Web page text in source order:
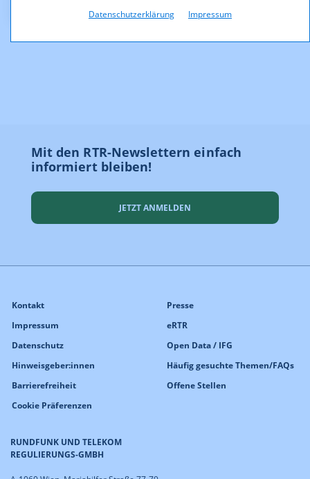
Datenschutzerklärung Impressum
Mit den RTR-Newslettern einfach
informiert bleiben!
JETZT ANMELDEN
RUNDFUNK UND TELEKOM
REGULIERUNGS-GMBH
Kontakt
Impressum
Datenschutz
Hinweisgeber:innen
Barrierefreiheit
Cookie Präferenzen
Presse
eRTR
Open Data / IFG
Häufig gesuchte Themen/FAQs
Offene Stellen